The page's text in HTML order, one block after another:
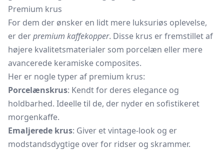
Premium krus
For dem der ønsker en lidt mere luksuriøs oplevelse,
er derpremium kaffekopper. Disse krus er fremstillet af
højere kvalitetsmaterialer som porcelæn eller mere
avancerede keramiske composites.
Her er nogle typer af premium krus:
Porcelænskrus: Kendt for deres elegance og
holdbarhed. Ideelle til de, der nyder en sofistikeret
morgenkaffe.
Emaljerede krus: Giver et vintage-look og er
modstandsdygtige over for ridser og skrammer.